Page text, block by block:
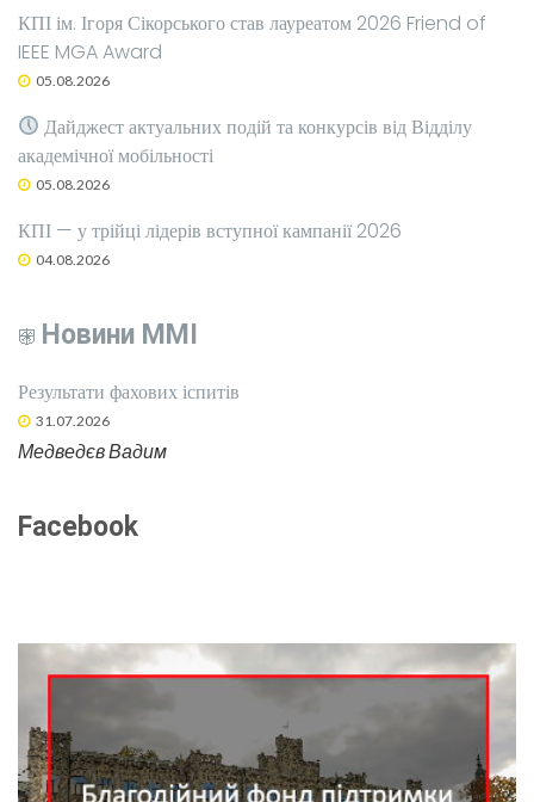
КПІ ім. Ігоря Сікорського став лауреатом 2026 Friend of
IEEE MGA Award
05.08.2026
Дайджест актуальних подій та конкурсів від Відділу
академічної мобільності
05.08.2026
КПІ — у трійці лідерів вступної кампанії 2026
04.08.2026
Новини ММІ
Результати фахових іспитів
31.07.2026
Медведєв Вадим
Facebook